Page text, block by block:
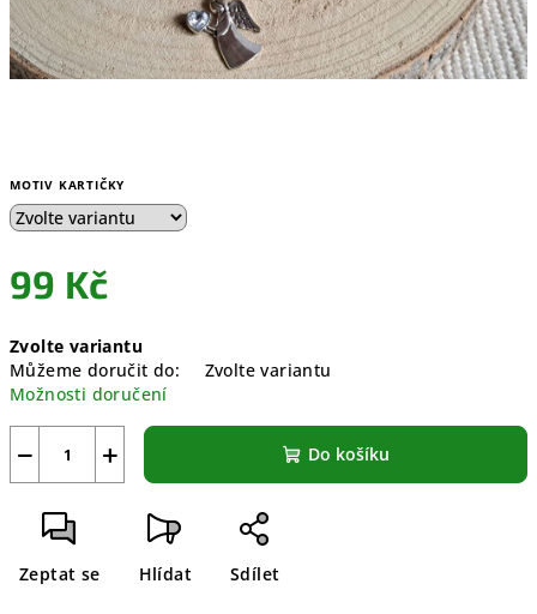
MOTIV KARTIČKY
99 Kč
cena:
Zvolte variantu
Můžeme doručit do:
Zvolte variantu
Možnosti doručení
+
− Do košíku
Zeptat se Hlídat Sdílet